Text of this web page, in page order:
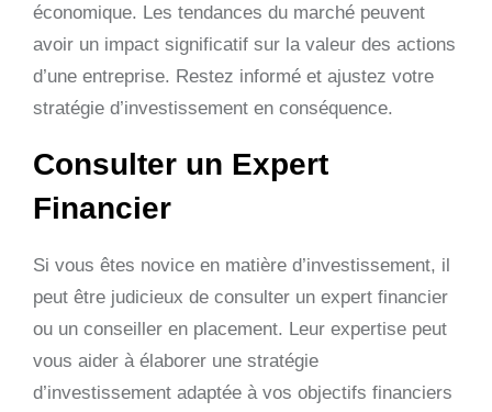
économique. Les tendances du marché peuvent
avoir un impact significatif sur la valeur des actions
d’une entreprise. Restez informé et ajustez votre
stratégie d’investissement en conséquence.
Consulter un Expert
Financier
Si vous êtes novice en matière d’investissement, il
peut être judicieux de consulter un expert financier
ou un conseiller en placement. Leur expertise peut
vous aider à élaborer une stratégie
d’investissement adaptée à vos objectifs financiers